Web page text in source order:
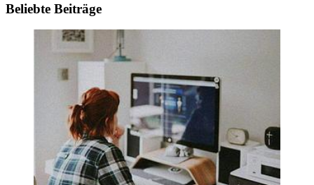
Beliebte Beiträge